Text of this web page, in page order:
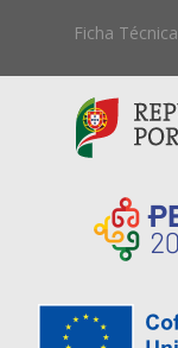
Ficha Técnica